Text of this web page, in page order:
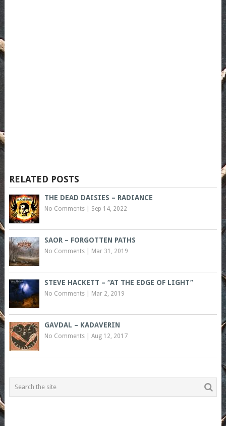
RELATED POSTS
THE DEAD DAISIES – RADIANCE
No Comments| Sep 14, 2022
SAOR – FORGOTTEN PATHS
No Comments| Mar 31, 2019
STEVE HACKETT – “AT THE EDGE OF LIGHT”
No Comments| Mar 2, 2019
GAVDAL – KADAVERIN
No Comments| Aug 12, 2017